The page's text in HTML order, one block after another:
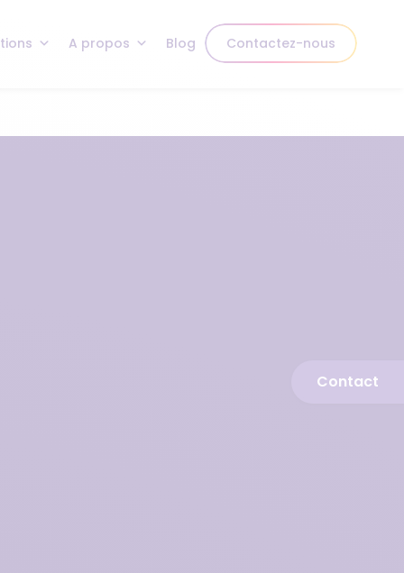
A propos Blog Contactez-nous
Contact